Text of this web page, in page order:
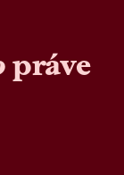
práve